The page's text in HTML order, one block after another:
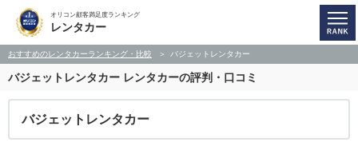
オリコン顧客満足度ランキング
レンタカー
おすすめのレンタカーランキング・比較 バジェットレンタカー
バジェットレンタカー レンタカーの評判・口コミ
バジェットレンタカー